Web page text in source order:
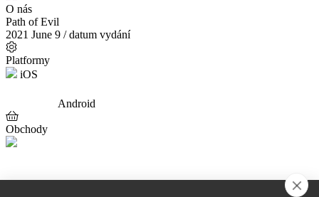
O nás
Path of Evil
2021 June 9 / datum vydání
Platformy
iOS
Android
Obchody